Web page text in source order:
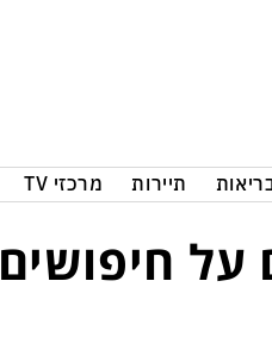
תיירות מרכזי TV
על חיפושים